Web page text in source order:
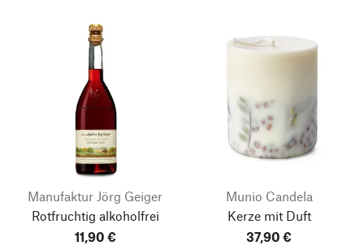
Manufaktur Jörg Geiger
Rotfruchtig alkoholfrei
11,90 €
Munio Candela
Kerze mit Duft
37,90 €